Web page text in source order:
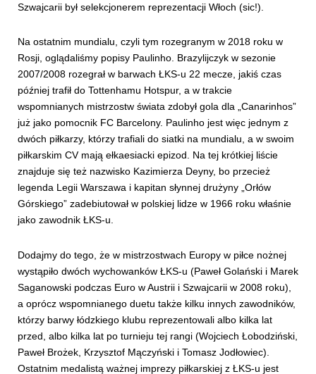
Szwajcarii był selekcjonerem reprezentacji Włoch (sic!).
Na ostatnim mundialu, czyli tym rozegranym w 2018 roku w
Rosji, oglądaliśmy popisy Paulinho. Brazylijczyk w sezonie
2007/2008 rozegrał w barwach ŁKS-u 22 mecze, jakiś czas
później trafił do Tottenhamu Hotspur, a w trakcie
wspomnianych mistrzostw świata zdobył gola dla „Canarinhos”
już jako pomocnik FC Barcelony. Paulinho jest więc jednym z
dwóch piłkarzy, którzy trafiali do siatki na mundialu, a w swoim
piłkarskim CV mają ełkaesiacki epizod. Na tej krótkiej liście
znajduje się też nazwisko Kazimierza Deyny, bo przecież
legenda Legii Warszawa i kapitan słynnej drużyny „Orłów
Górskiego” zadebiutował w polskiej lidze w 1966 roku właśnie
jako zawodnik ŁKS-u.
Dodajmy do tego, że w mistrzostwach Europy w piłce nożnej
wystąpiło dwóch wychowanków ŁKS-u (Paweł Golański i Marek
Saganowski podczas Euro w Austrii i Szwajcarii w 2008 roku),
a oprócz wspomnianego duetu także kilku innych zawodników,
którzy barwy łódzkiego klubu reprezentowali albo kilka lat
przed, albo kilka lat po turnieju tej rangi (Wojciech Łobodziński,
Paweł Brożek, Krzysztof Mączyński i Tomasz Jodłowiec).
Ostatnim medalistą ważnej imprezy piłkarskiej z ŁKS-u jest